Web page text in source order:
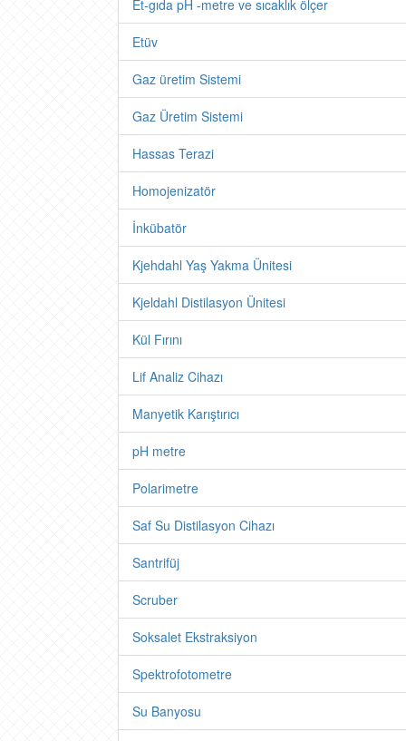
Et-gıda pH -metre ve sıcaklık ölçer
Etüv
Gaz üretim Sistemi
Gaz Üretim Sistemi
Hassas Terazi
Homojenizatör
İnkübatör
Kjehdahl Yaş Yakma Ünitesi
Kjeldahl Distilasyon Ünitesi
Kül Fırını
Lif Analiz Cihazı
Manyetik Karıştırıcı
pH metre
Polarimetre
Saf Su Distilasyon Cihazı
Santrifüj
Scruber
Soksalet Ekstraksiyon
Spektrofotometre
Su Banyosu